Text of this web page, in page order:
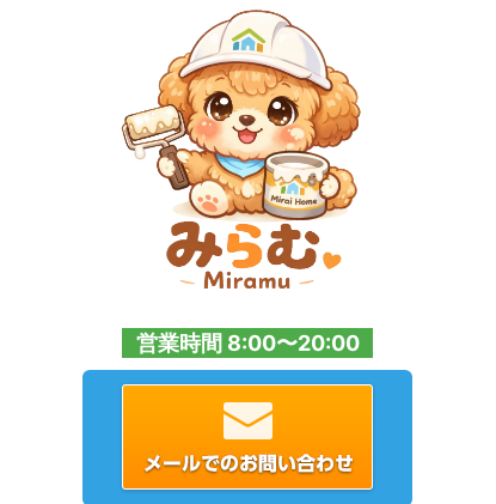
営業時間 8:00〜20:00